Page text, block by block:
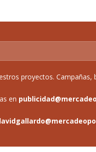
proyectos. Campañas,
en